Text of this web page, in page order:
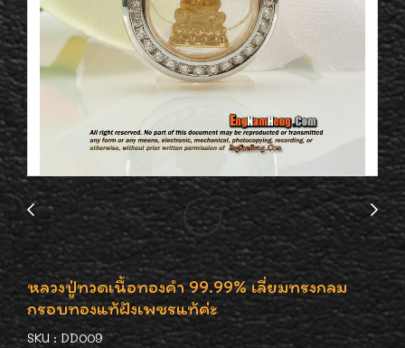
หลวงปู่ทวดเนื้อทองคำ 99.99% เลี่ยมทรงกลม
กรอบทองแท้ฝังเพชรแท้ค่ะ
SKU : DD009